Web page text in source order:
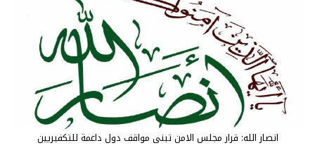
انصار الله: قرار مجلس الامن تبنى مواقف دول داعمة للتكفيريين